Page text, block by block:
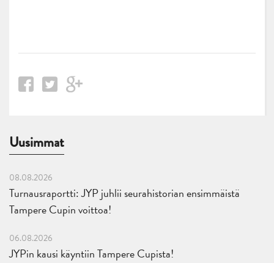
Uusimmat
08.08.2026
Turnausraportti: JYP juhlii seurahistorian ensimmäistä
Tampere Cupin voittoa!
06.08.2026
JYPin kausi käyntiin Tampere Cupista!